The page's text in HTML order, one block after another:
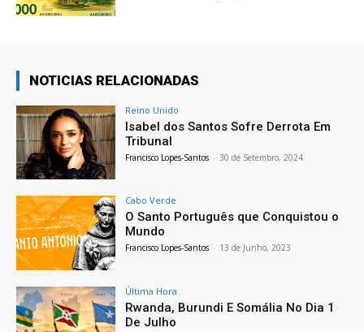
NOTICIAS RELACIONADAS
Reino Unido
Isabel dos Santos Sofre Derrota Em
Tribunal
Francisco Lopes-Santos - 30 de Setembro, 2024
Cabo Verde
O Santo Português que Conquistou o
Mundo
Francisco Lopes-Santos - 13 de Junho, 2023
Última Hora
Rwanda, Burundi E Somália No Dia 1
De Julho